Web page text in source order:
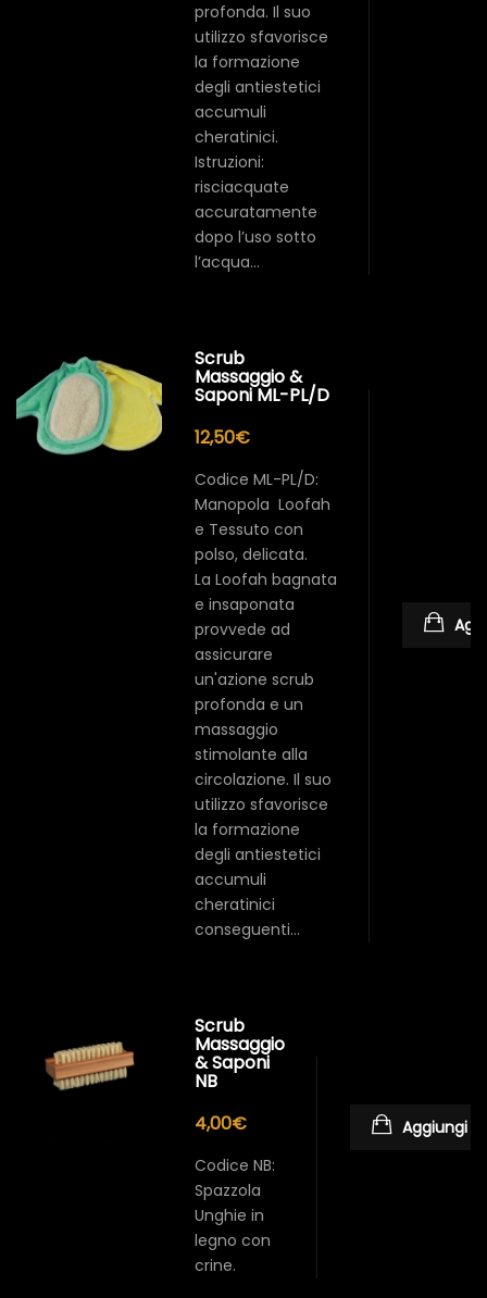
profonda. Il suo
utilizzo sfavorisce
la formazione
degli antiestetici
accumuli
cheratinici.
Istruzioni:
risciacquate
accuratamente
dopo l’uso sotto
l’acqua…
Scrub
Massaggio &
Saponi ML-PL/D
12,50€
Codice ML-PL/D:
Manopola Loofah
e Tessuto con
polso, delicata.
La Loofah bagnata
e insaponata
provvede ad
assicurare
un'azione scrub
profonda e un
massaggio
stimolante alla
circolazione. Il suo
utilizzo sfavorisce
la formazione
degli antiestetici
accumuli
cheratinici
conseguenti…
Scrub
Massaggio
& Saponi
NB
4,00€
Codice NB:
Spazzola
Unghie in
legno con
crine.
Aggiungi